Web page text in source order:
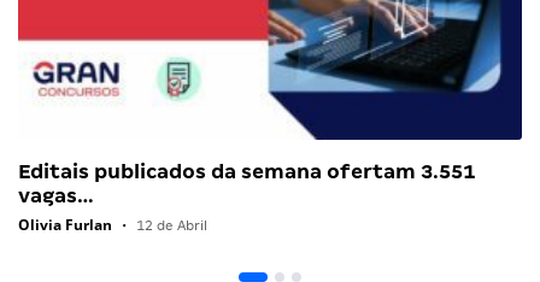
Editais publicados da semana ofertam 3.551
vagas…
Olivia Furlan • 12 de Abril